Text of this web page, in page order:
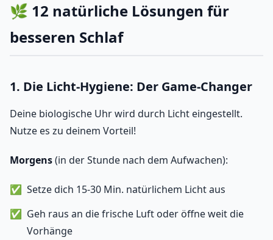
🌿 12 natürliche Lösungen für
besseren Schlaf
1. Die Licht-Hygiene: Der Game-Changer
Deine biologische Uhr wird durch Licht eingestellt.
Nutze es zu deinem Vorteil!
Morgens(in der Stunde nach dem Aufwachen):
Setze dich 15-30 Min. natürlichem Licht aus
Geh raus an die frische Luft oder öffne weit die
Vorhänge